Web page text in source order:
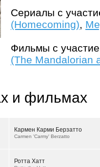
Сериалы с
(Homecoming),
Фильмы с
(The Mandalorian
и фильмах
Кармен Карми Берзатто
Carmen 'Carmy' Berzatto
Ротта Хатт